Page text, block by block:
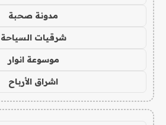
مدونة صحبة
شرقيات السياحة
موسوعة انوار
اشراق الأرباح